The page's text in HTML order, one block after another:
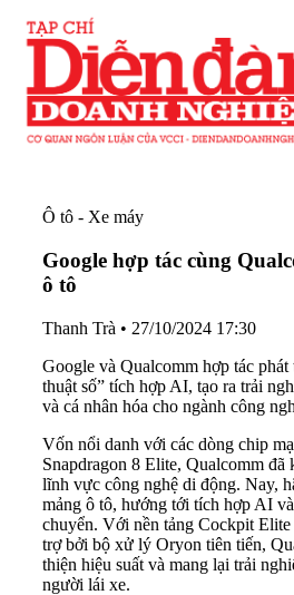
Ô tô - Xe máy
Google hợp tác cùng
ô tô
Thanh Trà • 27/10/2024 17:30
Google và Qualcomm hợp tác
thuật số” tích hợp AI, tạo ra trải
và cá nhân hóa cho ngành công
Vốn nổi danh với các dòng chip
Snapdragon 8 Elite, Qualcomm
lĩnh vực công nghệ di động. Nay,
mảng ô tô, hướng tới tích hợp AI
chuyển. Với nền tảng Cockpit
trợ bởi bộ xử lý Oryon tiên tiến,
thiện hiệu suất và mang lại trải
người lái xe.